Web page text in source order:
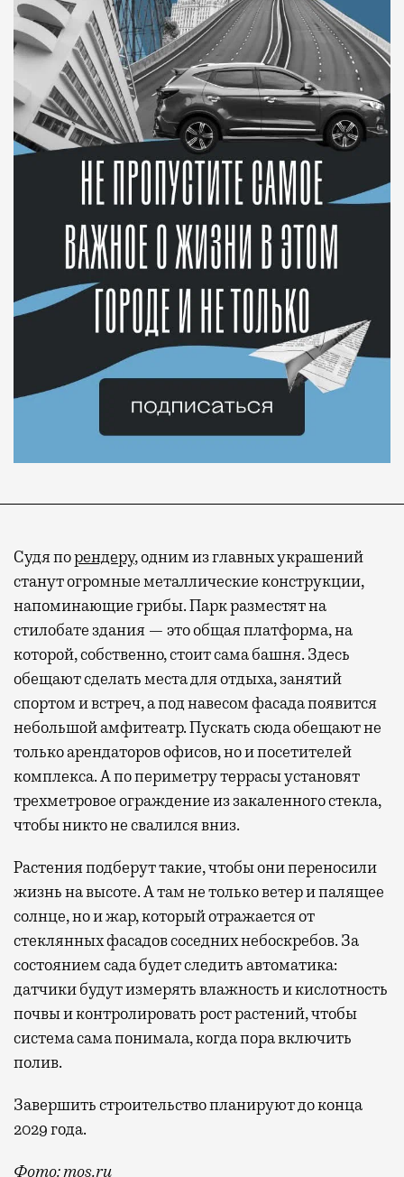
Судя порендеру, одним из главных украшений
станут огромные металлические конструкции,
напоминающие грибы. Парк разместят на
стилобате здания — это общая платформа, на
которой, собственно, стоит сама башня. Здесь
обещают сделать места для отдыха, занятий
спортом и встреч, а под навесом фасада появится
небольшой амфитеатр. Пускать сюда обещают не
только арендаторов офисов, но и посетителей
комплекса. А по периметру террасы установят
трехметровое ограждение из закаленного стекла,
чтобы никто не свалился вниз.
Растения подберут такие, чтобы они переносили
жизнь на высоте. А там не только ветер и палящее
солнце, но и жар, который отражается от
стеклянных фасадов соседних небоскребов. За
состоянием сада будет следить автоматика:
датчики будут измерять влажность и кислотность
почвы и контролировать рост растений, чтобы
система сама понимала, когда пора включить
полив.
Завершить строительство планируют до конца
2029 года.
Фото: mos.ru